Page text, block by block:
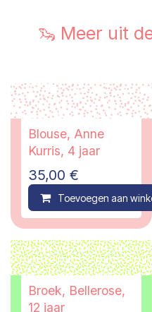
🦦 Meer uit
Blouse, Anne
Kurris, 4 jaar
35,00 €
Toevoegen aan
Broek, Bellerose,
12 jaar